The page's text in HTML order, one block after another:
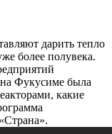
дарить тепло
более полувека.
Фукусиме была
какие